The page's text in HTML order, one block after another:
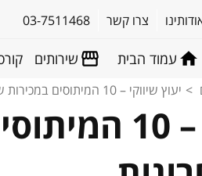
צרו קשר 03-7511468
עמוד הבית שירותים
יעוץ שיווקי – 10 המיתוסים במכירות שנשברו בשנים האחרונות
יעוץ